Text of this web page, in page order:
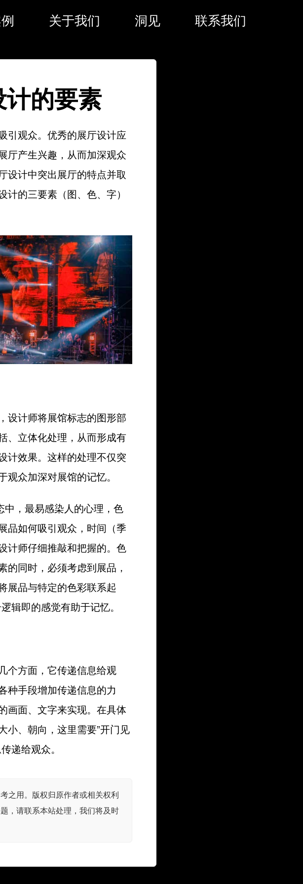
关于我们 洞见 联系我们
的要素
引观众。优秀的展厅设计应
厅产生兴趣，从而加深观众
设计中突出展厅的特点并取
的三要素（图、色、字）
设计师将展馆标志的图形部
、立体化处理，从而形成有
计效果。这样的处理不仅突
众加深对展馆的记忆。
中，最易感染人的心理，色
品如何吸引观众，时间（季
计师仔细推敲和把握的。色
的同时，必须考虑到展品，
展品与特定的色彩联系起
辑即的感觉有助于记忆。
个方面，它传递信息给观
种手段增加传递信息的力
画面、文字来实现。在具体
小、朝向，这里需要”开门见
递给观众。
之用。版权归原作者或相关权利
，请联系本站处理，我们将及时